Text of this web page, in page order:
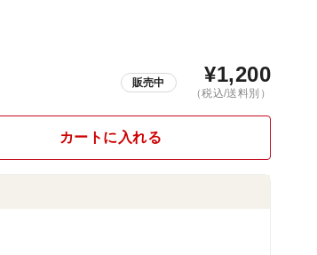
販売中 ¥1,200
（税込/送料別）
カートに入れる